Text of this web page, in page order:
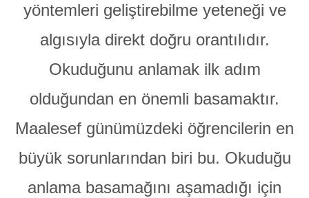
yöntemleri geliştirebilme yeteneği ve
algısıyla direkt doğru orantılıdır.
Okuduğunu anlamak ilk adım
olduğundan en önemli basamaktır.
Maalesef günümüzdeki öğrencilerin en
büyük sorunlarından biri bu. Okuduğu
anlama basamağını aşamadığı için